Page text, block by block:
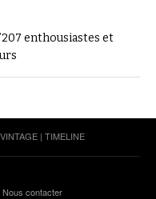
enthousiastes et
| TIMELINE
Nous contacter